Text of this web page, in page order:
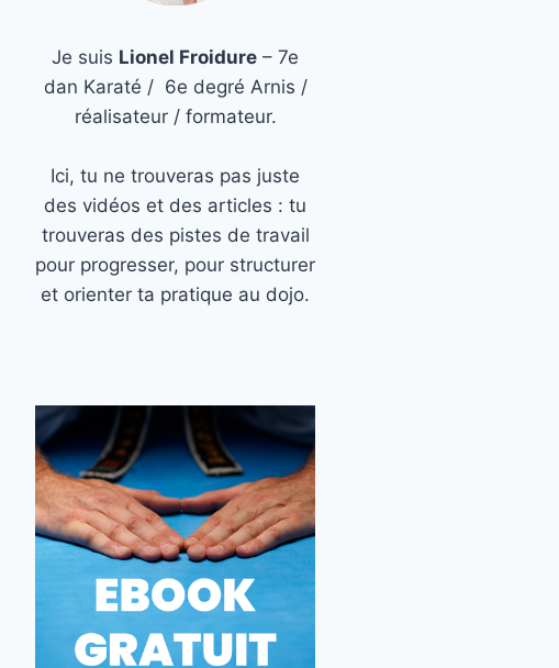
Je suis Lionel Froidure – 7e
dan Karaté / 6e degré Arnis /
réalisateur / formateur.
Ici, tu ne trouveras pas juste
des vidéos et des articles : tu
trouveras des pistes de travail
pour progresser, pour structurer
et orienter ta pratique au dojo.